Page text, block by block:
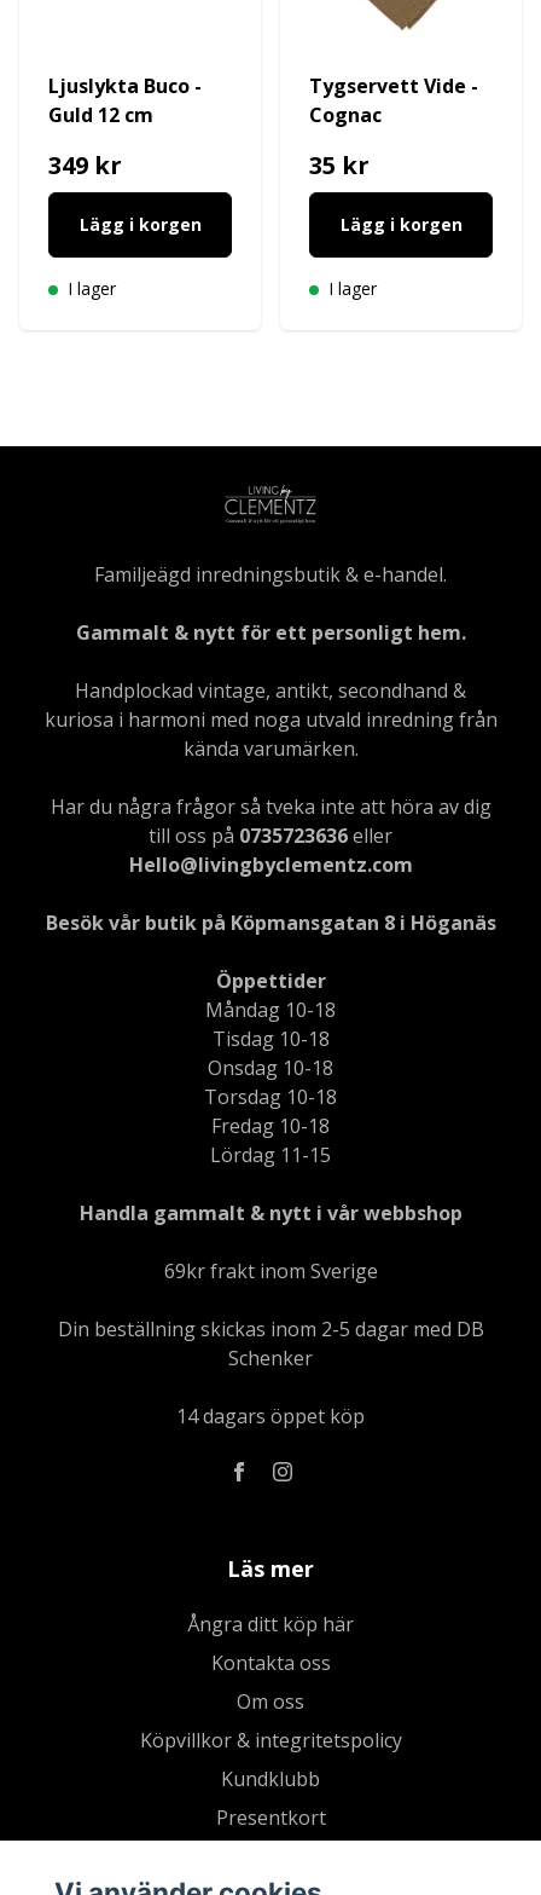
Ljuslykta Buco -
Guld 12 cm
349 kr
Lägg i korgen
I lager
Tygservett Vide -
Cognac
35 kr
Lägg i korgen
I lager
Familjeägd inredningsbutik & e-handel.
Gammalt & nytt för ett personligt hem.
Handplockad vintage, antikt, secondhand &
kuriosa i harmoni med noga utvald inredning från
kända varumärken.
Har du några frågor så tveka inte att höra av dig
till oss på 0735723636eller
Hello@livingbyclementz.com
Besök vår butik på Köpmansgatan 8 i Höganäs
Öppettider
Måndag 10-18
Tisdag 10-18
Onsdag 10-18
Torsdag 10-18
Fredag 10-18
Lördag 11-15
Handla gammalt & nytt i vår webbshop
69kr frakt inom Sverige
Din beställning skickas inom 2-5 dagar med DB
Schenker
14 dagars öppet köp
Läs mer
Ångra ditt köp här
Kontakta oss
Om oss
Köpvillkor & integritetspolicy
Kundklubb
Presentkort